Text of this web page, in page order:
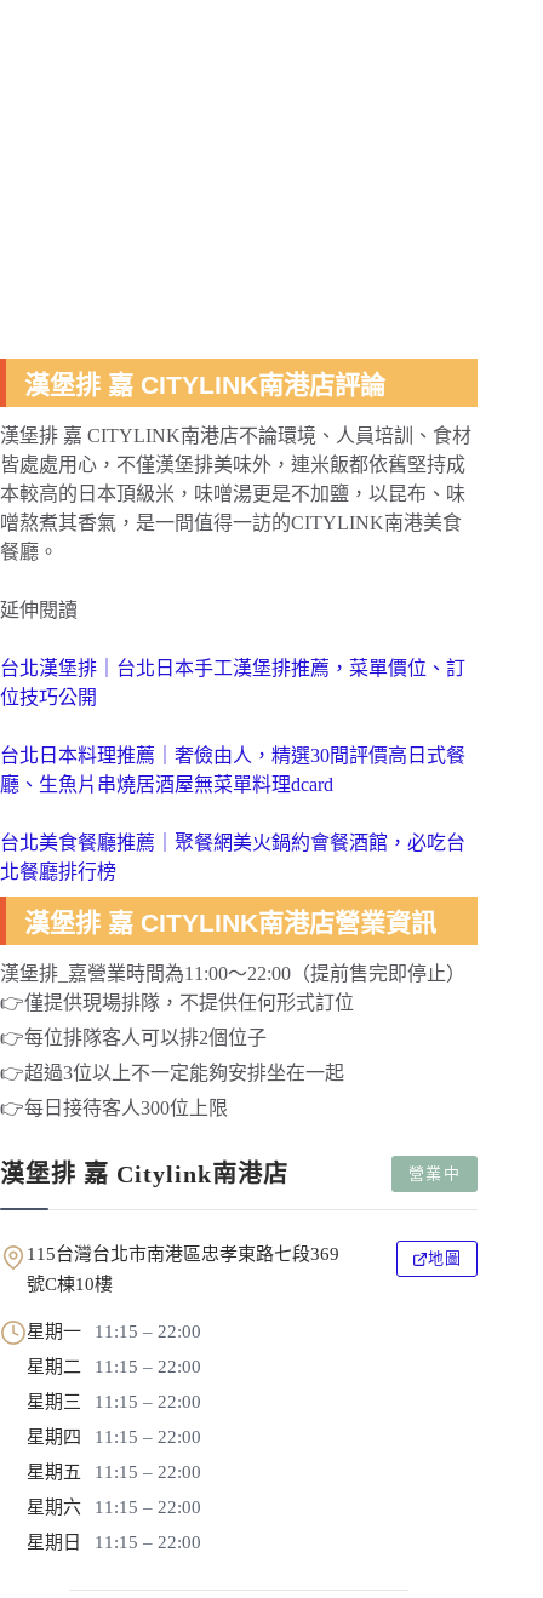
漢堡排 嘉 CITYLINK南港店評論
漢堡排 嘉 CITYLINK南港店不論環境、人員培訓、食材
皆處處用心，不僅漢堡排美味外，連米飯都依舊堅持成
本較高的日本頂級米，味噌湯更是不加鹽，以昆布、味
噌熬煮其香氣，是一間值得一訪的CITYLINK南港美食
餐廳。
延伸閱讀
台北漢堡排｜台北日本手工漢堡排推薦，菜單價位、訂
位技巧公開
台北日本料理推薦｜奢儉由人，精選30間評價高日式餐
廳、生魚片串燒居酒屋無菜單料理dcard
台北美食餐廳推薦｜聚餐網美火鍋約會餐酒館，必吃台
北餐廳排行榜
漢堡排 嘉 CITYLINK南港店營業資訊
漢堡排_嘉營業時間為11:00～22:00（提前售完即停止）
👉僅提供現場排隊，不提供任何形式訂位
👉每位排隊客人可以排2個位子
👉超過3位以上不一定能夠安排坐在一起
👉每日接待客人300位上限
漢堡排 嘉 Citylink南港店 營業中
115台灣台北市南港區忠孝東路七段369
號C棟10樓
地圖
星期一
11:15 – 22:00
星期二
11:15 – 22:00
星期三
11:15 – 22:00
星期四
11:15 – 22:00
星期五
11:15 – 22:00
星期六
11:15 – 22:00
星期日
11:15 – 22:00